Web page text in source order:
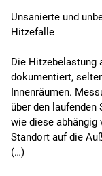
Unsanierte und
Hitzefalle
Die Hitzebelastung
dokumentiert,
Innenräumen.
über den laufenden
wie diese abhängig
Standort auf die
(…)